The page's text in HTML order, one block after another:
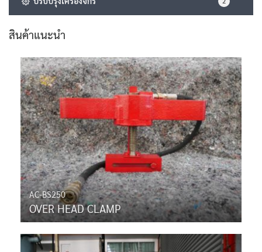
สินค้าแนะนำ
AC-BS250
OVER HEAD CLAMP